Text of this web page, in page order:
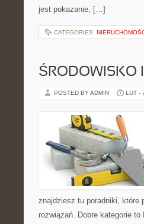
jest pokazanie, […]
CATEGORIES:
ŚRODOWISKO
POSTED BY ADMIN LUT -
znajdziesz tu poradniki, które
rozwiązań. Dobre kategorie